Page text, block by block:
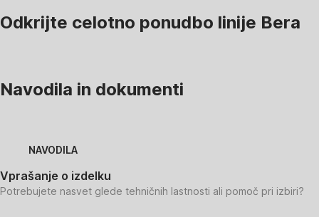
Odkrijte celotno ponudbo linije Bera
Navodila in dokumenti
NAVODILA
Vprašanje o izdelku
Potrebujete nasvet glede tehničnih lastnosti ali pomoč pri izbiri?